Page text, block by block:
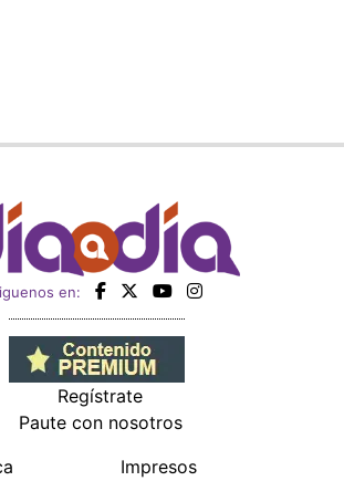
en:
Regístrate
Paute con nosotros
Impresos